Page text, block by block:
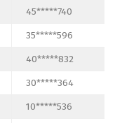
45*****740
35*****596
40*****832
30*****364
10*****536